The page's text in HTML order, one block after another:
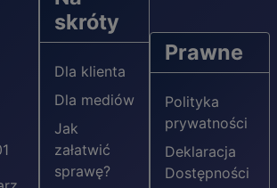
skróty
Dla klienta
Dla mediów
Jak
załatwić
sprawę?
Prawne
Polityka
prywatności
Deklaracja
Dostępności